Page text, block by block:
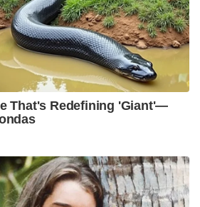
ഇതിനെതിരെ യുഎസിലെ വിവിധ
റാണ നൽകിയ അപേക്ഷ
നവംബർ 13ന് റാണ സുപ്രീം
ഉത്തരവ്
റിട്ട് അപ്പീൽ സുപ്രീം
അപ്പീൽ പുനപരിശോധിച്ച്
ഹർജിയിലെ പ്രധാന ആവശ്യം.
ഐഎസ്ഐയുമായി